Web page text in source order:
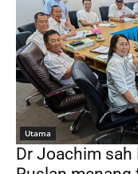
Utama
Dr Joachim sah